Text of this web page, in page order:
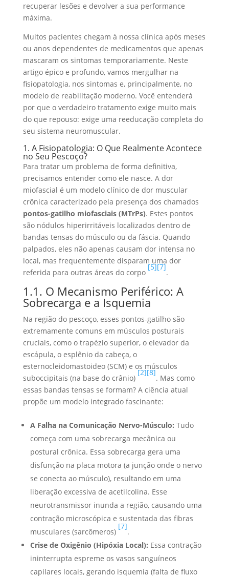
recuperar lesões e devolver a sua performance
máxima.
Muitos pacientes chegam à nossa clínica após meses
ou anos dependentes de medicamentos que apenas
mascaram os sintomas temporariamente. Neste
artigo épico e profundo, vamos mergulhar na
fisiopatologia, nos sintomas e, principalmente, no
modelo de reabilitação moderno. Você entenderá
por que o verdadeiro tratamento exige muito mais
do que repouso: exige uma reeducação completa do
seu sistema neuromuscular.
1. A Fisiopatologia: O Que Realmente Acontece
no Seu Pescoço?
Para tratar um problema de forma definitiva,
precisamos entender como ele nasce. A dor
miofascial é um modelo clínico de dor muscular
crônica caracterizado pela presença dos chamados
pontos-gatilho miofasciais (MTrPs). Estes pontos
são nódulos hiperirritáveis localizados dentro de
bandas tensas do músculo ou da fáscia. Quando
palpados, eles não apenas causam dor intensa no
local, mas frequentemente disparam uma dor
referida para outras áreas do corpo
[5][7]
.
1.1. O Mecanismo Periférico: A
Sobrecarga e a Isquemia
Na região do pescoço, esses pontos-gatilho são
extremamente comuns em músculos posturais
cruciais, como o trapézio superior, o elevador da
escápula, o esplênio da cabeça, o
esternocleidomastoideo (SCM) e os músculos
suboccipitais (na base do crânio)
[2][8]
. Mas como
essas bandas tensas se formam? A ciência atual
propõe um modelo integrado fascinante:
A Falha na Comunicação Nervo-Músculo: Tudo
começa com uma sobrecarga mecânica ou
postural crônica. Essa sobrecarga gera uma
disfunção na placa motora (a junção onde o nervo
se conecta ao músculo), resultando em uma
liberação excessiva de acetilcolina. Esse
neurotransmissor inunda a região, causando uma
contração microscópica e sustentada das fibras
musculares (sarcômeros)
[7]
.
Crise de Oxigênio (Hipóxia Local): Essa contração
ininterrupta espreme os vasos sanguíneos
capilares locais, gerando isquemia (falta de fluxo